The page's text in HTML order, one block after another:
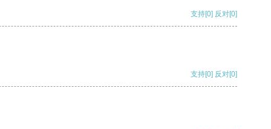
支持[0] 反对[0]
支持[0] 反对[0]